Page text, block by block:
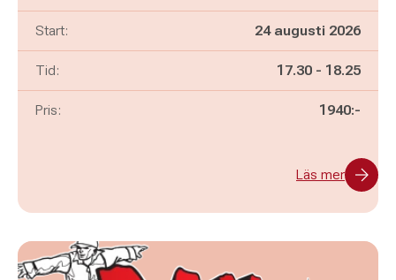
Start: 24 augusti 2026
Tid: Pågår mellan
17.30 - och
18.25
Pris: 1940:-
Läs mer